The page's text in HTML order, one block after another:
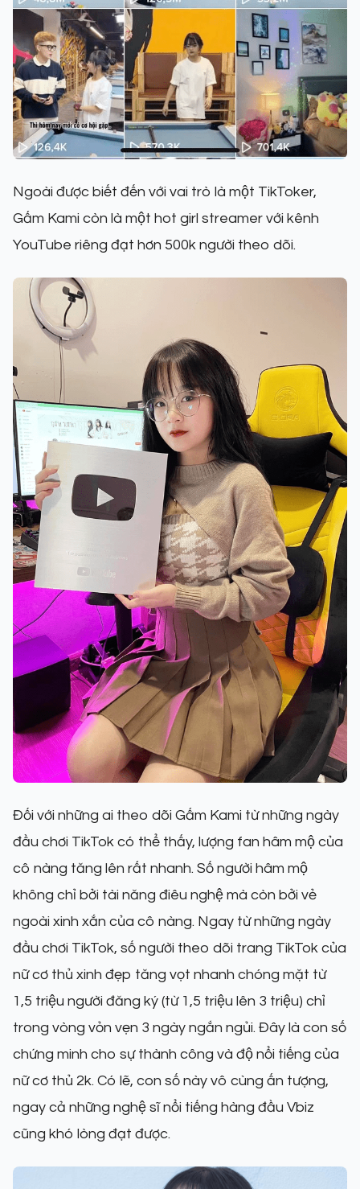
Ngoài được biết đến với vai trò là một TikToker,
Gấm Kami còn là một hot girl streamer với kênh
YouTube riêng đạt hơn 500k người theo dõi.
Đối với những ai theo dõi Gấm Kami từ những ngày
đầu chơi TikTok có thể thấy, lượng fan hâm mộ của
cô nàng tăng lên rất nhanh. Số người hâm mộ
không chỉ bởi tài năng điêu nghệ mà còn bởi vẻ
ngoài xinh xắn của cô nàng. Ngay từ những ngày
đầu chơi TikTok, số người theo dõi trang TikTok của
nữ cơ thủ xinh đẹp tăng vọt nhanh chóng mặt từ
1,5 triệu người đăng ký (từ 1,5 triệu lên 3 triệu) chỉ
trong vòng vỏn vẹn 3 ngày ngắn ngủi. Đây là con số
chứng minh cho sự thành công và độ nổi tiếng của
nữ cơ thủ 2k. Có lẽ, con số này vô cùng ấn tượng,
ngay cả những nghệ sĩ nổi tiếng hàng đầu Vbiz
cũng khó lòng đạt được.